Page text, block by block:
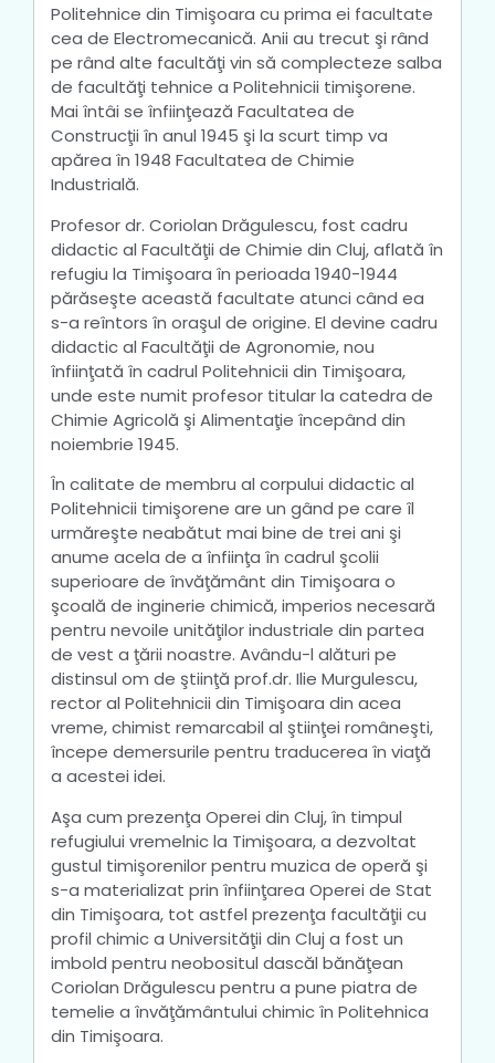
Politehnice din Timişoara cu prima ei facultate
cea de Electromecanică. Anii au trecut şi rând
pe rând alte facultăţi vin să complec­teze salba
de facultăţi tehnice a Politehnicii timişorene.
Mai întâi se înfiinţează Facultatea de
Construcţii în anul 1945 şi la scurt timp va
apărea în 1948 Facultatea de Chimie
Industrială.
Profesor dr. Coriolan Drăgulescu, fost cadru
didactic al Facultăţii de Chimie din Cluj, aflată în
refugiu la Timişoara în perioada 1940-1944
părăseşte această facultate atunci când ea
s-a reîntors în oraşul de origine. El devine cadru
didactic al Facultăţii de Agronomie, nou
înfiinţată în cadrul Politehnicii din Timişoara,
unde este numit profesor titular la catedra de
Chimie Agricolă şi Alimentaţie începând din
noiembrie 1945.
În calitate de membru al corpului didactic al
Politehnicii timişorene are un gând pe care îl
urmăreşte neabătut mai bine de trei ani şi
anume acela de a înfiinţa în cadrul şcolii
superioare de învăţământ din Timişoara o
şcoală de inginerie chimică, imperios necesară
pentru nevoile unităţilor industriale din partea
de vest a ţării noastre. Avându-l alături pe
distinsul om de ştiinţă prof.dr. Ilie Murgulescu,
rector al Politehnicii din Timişoara din acea
vreme, chimist remarcabil al ştiinţei româneşti,
începe demersurile pentru traducerea în viaţă
a acestei idei.
Aşa cum prezenţa Operei din Cluj, în timpul
refugiului vremelnic la Timişoara, a dezvoltat
gustul timişorenilor pentru muzica de operă şi
s-a materializat prin înfiinţarea Operei de Stat
din Timişoara, tot astfel prezenţa facultăţii cu
profil chimic a Universităţii din Cluj a fost un
imbold pentru neobositul dascăl bănăţean
Coriolan Drăgulescu pentru a pune piatra de
temelie a învăţământului chimic în Politehnica
din Timişoara.